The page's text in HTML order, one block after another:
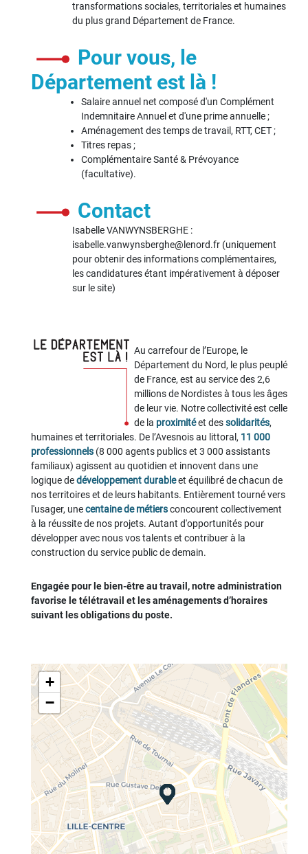
transformations sociales, territoriales et humaines
du plus grand Département de France.
Pour vous, le
Département est là !
Salaire annuel net composé d'un Complément
Indemnitaire Annuel et d'une prime annuelle ;
Aménagement des temps de travail, RTT, CET ;
Titres repas ;
Complémentaire Santé & Prévoyance
(facultative).
Contact
Isabelle VANWYNSBERGHE :
isabelle.vanwynsberghe@lenord.fr (uniquement
pour obtenir des informations complémentaires,
les candidatures étant impérativement à déposer
sur le site)
Au carrefour de l’Europe, le
Département du Nord, le plus peuplé
de France, est au service des 2,6
millions de Nordistes à tous les âges
de leur vie. Notre collectivité est celle
de la proximitéet dessolidarités,
humaines et territoriales. De l’Avesnois au littoral, 11 000
professionnels (8 000 agents publics et 3 000 assistants
familiaux) agissent au quotidien et innovent dans une
logique dedéveloppement durableet équilibré de chacun de
nos territoires et de leurs habitants. Entièrement tourné vers
l'usager, unecentaine de métiersconcourent collectivement
à la réussite de nos projets. Autant d'opportunités pour
développer avec nous vos talents et contribuer à la
construction du service public de demain.
Engagée pour le bien-être au travail, notre administration
favorise le télétravail et les aménagements d’horaires
suivant les obligations du poste.
+
−